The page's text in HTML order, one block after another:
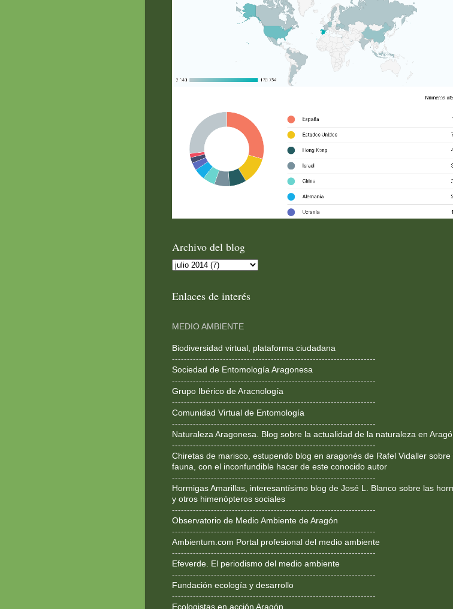
Archivo del blog
Enlaces de interés
MEDIO AMBIENTE
Biodiversidad virtual, plataforma ciudadana
--------------------------------------------------------------------
Sociedad de Entomología Aragonesa
--------------------------------------------------------------------
Grupo Ibérico de Aracnología
--------------------------------------------------------------------
Comunidad Virtual de Entomología
--------------------------------------------------------------------
Naturaleza Aragonesa. Blog sobre la actualidad de la naturaleza en
--------------------------------------------------------------------
Chiretas de marisco, estupendo blog en aragonés de Rafel Vidaller sobre
fauna, con el inconfundible hacer de este conocido autor
--------------------------------------------------------------------
Hormigas Amarillas, interesantísimo blog de José L. Blanco sobre las
y otros himenópteros sociales
--------------------------------------------------------------------
Observatorio de Medio Ambiente de Aragón
--------------------------------------------------------------------
Ambientum.com Portal profesional del medio ambiente
--------------------------------------------------------------------
Efeverde. El periodismo del medio ambiente
--------------------------------------------------------------------
Fundación ecología y desarrollo
--------------------------------------------------------------------
Ecologistas en acción Aragón